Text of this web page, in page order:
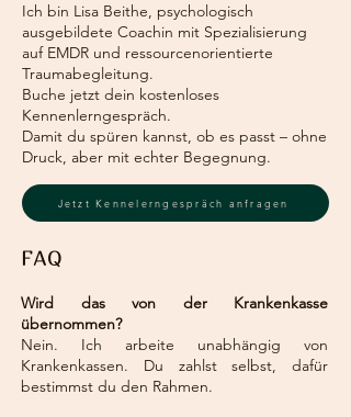
Ich bin Lisa Beithe, psychologisch
ausgebildete Coachin mit Spezialisierung
auf EMDR und ressourcenorientierte
Traumabegleitung.
Buche jetzt dein kostenloses
Kennenlerngespräch.
Damit du spüren kannst, ob es passt – ohne
Druck, aber mit echter Begegnung.
Jetzt Kennelerngespräch anfragen
FAQ
Wird das von der Krankenkasse
übernommen?
Nein. Ich arbeite unabhängig von
Krankenkassen. Du zahlst selbst, dafür
bestimmst du den Rahmen.